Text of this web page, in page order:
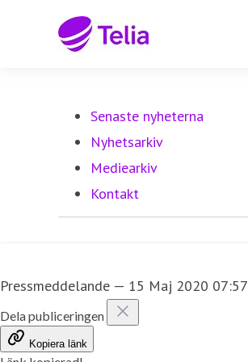
Senaste nyheterna
Nyhetsarkiv
Mediearkiv
Kontakt
Pressmeddelande — 15 Maj 2020 07:57
Dela publiceringen
Kopiera länk